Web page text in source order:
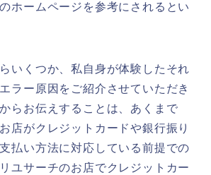
ホームページを参考にされるとい
いくつか、私自身が体験したそれ
ラー原因をご紹介させていただき
らお伝えすることは、あくまで
店がクレジットカードや銀行振り
払い方法に対応している前提での
ユサーチのお店でクレジットカー